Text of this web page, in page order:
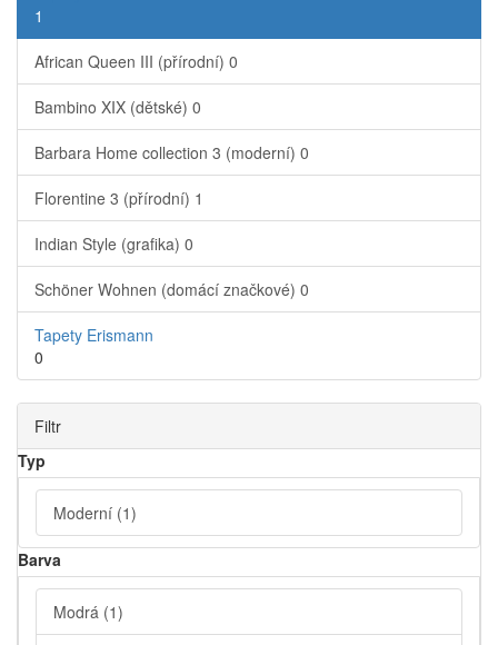
1
African Queen III (přírodní) 0
Bambino XIX (dětské) 0
Barbara Home collection 3 (moderní) 0
Florentine 3 (přírodní) 1
Indian Style (grafika) 0
Schöner Wohnen (domácí značkové) 0
Tapety Erismann
0
Filtr
Typ
Moderní (1)
Barva
Modrá (1)